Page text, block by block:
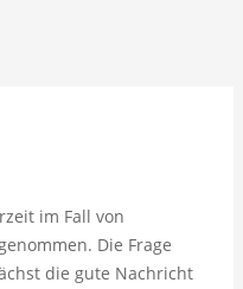
im Fall von
Die Frage
die gute Nachricht